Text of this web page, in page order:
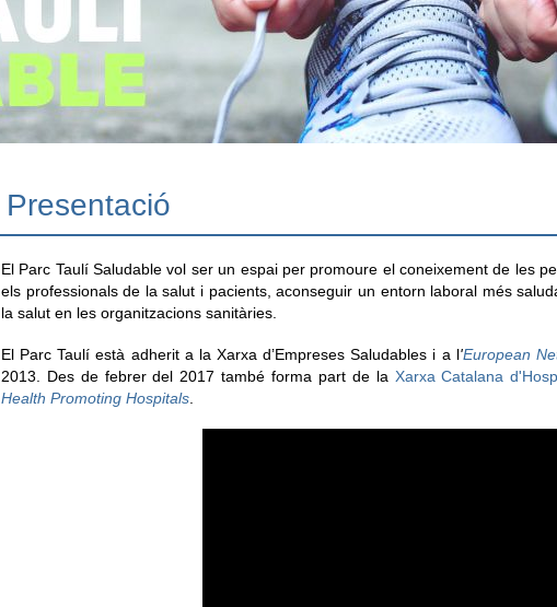
Presentació
El Parc Taulí Saludable vol ser un espai per promoure el coneixement de les
els professionals de la salut i pacients, aconseguir un entorn laboral més
la salut en les organitzacions sanitàries.
El Parc Taulí està adherit a la Xarxa d’Empreses Saludables i a l'European
2013. Des de febrer del 2017 també forma part de la Xarxa Catalana
Health Promoting Hospitals